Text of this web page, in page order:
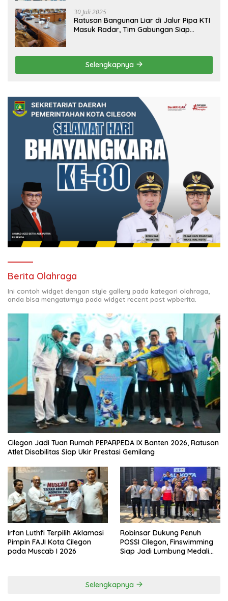
30 Juli 2025
Ratusan Bangunan Liar di Jalur Pipa KTI
Masuk Radar, Tim Gabungan Siap
Selengkapnya
Berita Olahraga
Ini contoh widget dengan style gallery pada kategori olahraga,
anda bisa mengaturnya pada widget recent post wpberita.
Cilegon Jadi Tuan Rumah PEPARPEDA IX Banten 2026, Ratusan
Atlet Disabilitas Siap Ukir Prestasi Gemilang
Irfan Luthfi Terpilih Aklamasi
Pimpin FAJI Kota Cilegon
pada Muscab I 2026
Robinsar Dukung Penuh
POSSI Cilegon, Finswimming
Siap Jadi Lumbung Medali
Selengkapnya